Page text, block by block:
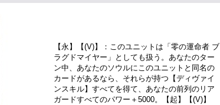
【永】【(V)】：このユニットは「零の運命者 ブ
ラグドマイヤー」としても扱う。あなたのター
ン中、あなたのソウルにこのユニットと同名の
カードがあるなら、それらが持つ【ディヴァイ
ンスキル】すべてを得て、あなたの前列のリア
ガードすべてのパワー＋5000。【起】【(V)】